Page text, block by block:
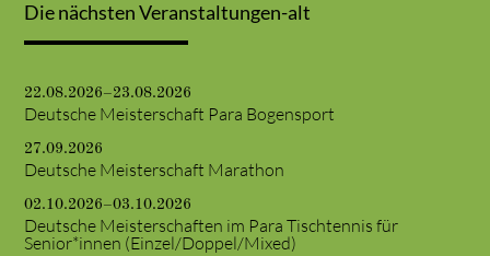
Die nächsten Veranstaltungen-alt
22.08.2026–23.08.2026
Deutsche Meisterschaft Para Bogensport
27.09.2026
Deutsche Meisterschaft Marathon
02.10.2026–03.10.2026
Deutsche Meisterschaften im Para Tischtennis für
Senior*innen (Einzel/Doppel/Mixed)